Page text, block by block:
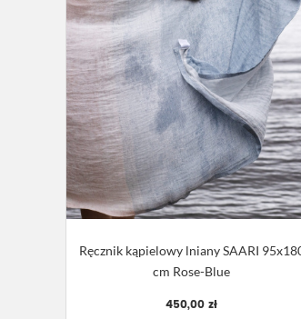
Ręcznik kąpielowy lniany SAARI
cm Rose-Blue
450,00 zł